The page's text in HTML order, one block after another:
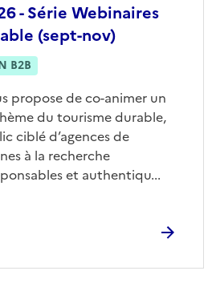
- Série Webinaires
(sept-nov)
B2B
propose de co-animer un
du tourisme durable,
ciblé d’agences de
à la recherche
et authentiqu...